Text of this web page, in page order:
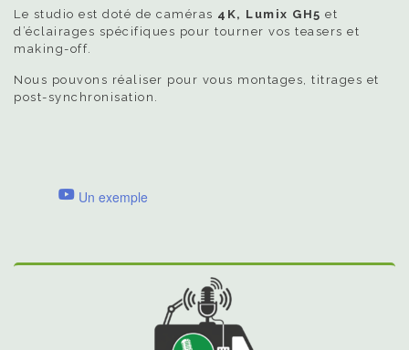
Le studio est doté de caméras 4K, Lumix GH5 et
d’éclairages spécifiques pour tourner vos teasers et
making-off.
Nous pouvons réaliser pour vous montages, titrages et
post-synchronisation.
Un exemple